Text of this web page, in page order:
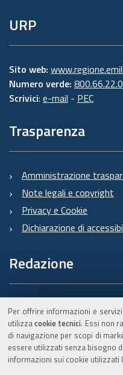
Per offrire informazioni e
utilizzacookie tecnici. Essi non
di navigazione per scopi di
essere utilizzati senza bisogno
informazioni sui cookie utilizzati
URP
Sito web:
Numero verde:
Scrivici: e-mail - PEC
Trasparenza
Amministrazione
Note legali e copyright
Privacy e Cookie
Dichiarazione di
Redazione
Informazioni sul Burert
e contatti